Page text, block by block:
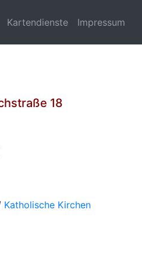
Kartendienste Impressum
18
Katholische Kirchen